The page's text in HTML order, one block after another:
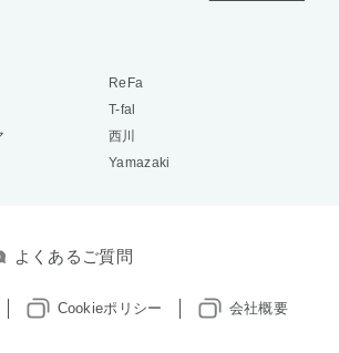
ReFa
T-fal
西川
Yamazaki
よくあるご質問
Cookieポリシー 会社概要